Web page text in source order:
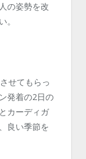
の姿勢を改
。
せてもらっ
発着の2日の
カーディガ
良い季節を